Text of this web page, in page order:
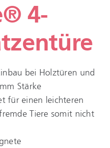
4-
bei Holztüren und
Stärke
für einen leichteren
Tiere somit nicht